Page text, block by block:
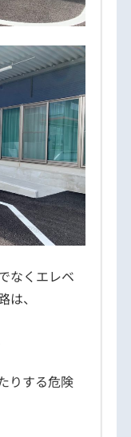
なくエレベ
、
りする危険